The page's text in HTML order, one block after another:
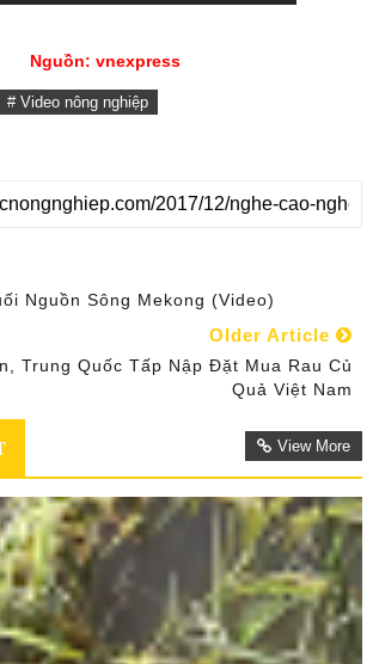
Nguồn: vnexpress
# Video nông nghiệp
Nguồn Sông Mekong (Video)
Older Article
Trung Quốc Tấp Nập Đặt Mua Rau Củ
Quả Việt Nam
View More